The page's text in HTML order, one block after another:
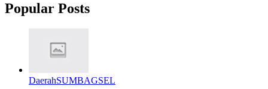
Popular Posts
DaerahSUMBAGSEL